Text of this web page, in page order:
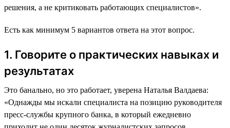
решения, а не критиковать работающих специалистов».
Есть как минимум 5 вариантов ответа на этот вопрос.
1. Говорите о практических навыках и
результатах
Это банально, но это работает, уверена Наталья Валдаева:
«Однажды мы искали специалиста на позицию руководителя
пресс-службы крупного банка, в который ежедневно